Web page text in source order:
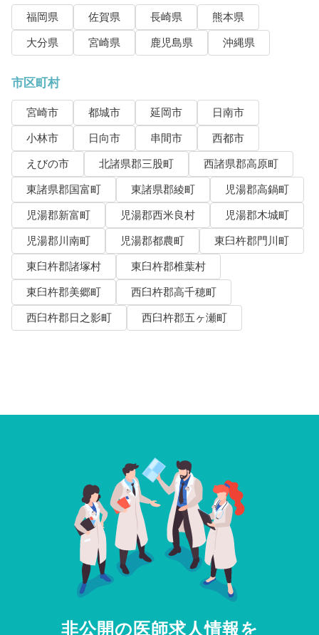
福岡県 佐賀県 長崎県
熊本県
大分県
宮崎県 鹿児島県 沖縄県
市区町村
宮崎市 都城市 延岡市
日南市
小林市
日向市 串間市
西都市
えびの市
北諸県郡三股町
西諸県郡高原町
東諸県郡国富町
東諸県郡綾町
児湯郡高鍋町
児湯郡新富町
児湯郡西米良村
児湯郡木城町
児湯郡川南町
児湯郡都農町
東臼杵郡門川町
東臼杵郡諸塚村
東臼杵郡椎葉村
東臼杵郡美郷町
西臼杵郡高千穂町
西臼杵郡日之影町
西臼杵郡五ヶ瀬町
非公開の医師求人情報を